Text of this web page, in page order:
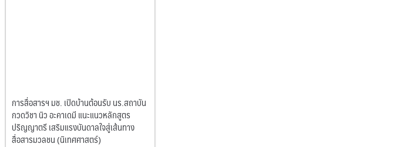
การสื่อสารฯ มช. เปิดบ้านต้อนรับ นร.สถาบัน
กวดวิชา นิว อะคาเดมี แนะแนวหลักสูตร
ปริญญาตรี เสริมแรงบันดาลใจสู่เส้นทาง
สื่อสารมวลชน (นิเทศศาสตร์)